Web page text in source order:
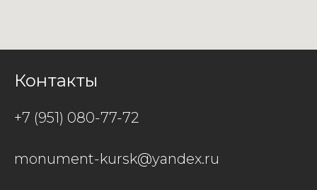
Контакты
+7 (951) 080-77-72
monument-kursk@yandex.ru